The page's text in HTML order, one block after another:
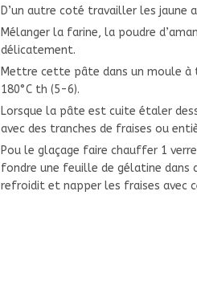
D’un autre coté travailler les jaune
Mélanger la farine, la poudre
délicatement.
Mettre cette pâte dans un moule
180°C th (5-6).
Lorsque la pâte est cuite étaler
avec des tranches de fraises ou
Pou le glaçage faire chauffer 1
fondre une feuille de gélatine dans
refroidit et napper les fraises avec